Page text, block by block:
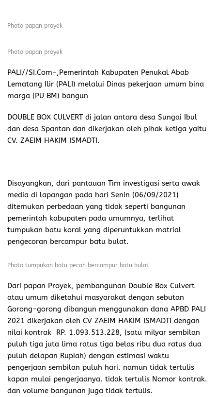
Photo papan proyek
Photo papan proyek
PALI//SI.Com–,Pemerintah Kabupaten Penukal Abab
Lematang Ilir (PALI) melalui Dinas pekerjaan umum bina
marga (PU BM) bangun
DOUBLE BOX CULVERT di jalan antara desa Sungai Ibul
dan desa Spantan dan dikerjakan oleh pihak ketiga yaitu
CV. ZAEIM HAKIM ISMADTI.
Disayangkan, dari pantauan Tim investigasi serta awak
media di lapangan pada hari Senin (06/09/2021)
ditemukan perbedaan yang tidak seperti bangunan
pemerintah kabupaten pada umumnya, terlihat
tumpukan batu koral yang diperuntukkan matrial
pengecoran bercampur batu bulat.
Photo tumpukan batu pecah bercampur batu bulat
Dari papan Proyek, pembangunan Double Box Culvert
atau umum diketahui masyarakat dengan sebutan
Gorong-gorong dibangun menggunakan dana APBD PALI
2021 dikerjakan oleh CV ZAEIM HAKIM ISMADTI dengan
nilai kontrak RP. 1.093.513.228, (satu milyar sembilan
puluh tiga juta lima ratus tiga belas ribu dua ratus dua
puluh delapan Rupiah) dengan estimasi waktu
pengerjaan sembilan puluh hari. namun tidak tertulis
kapan mulai pengerjaanya. tidak tertulis Nomor kontrak.
dan volume bangunan juga tidak tertulis.